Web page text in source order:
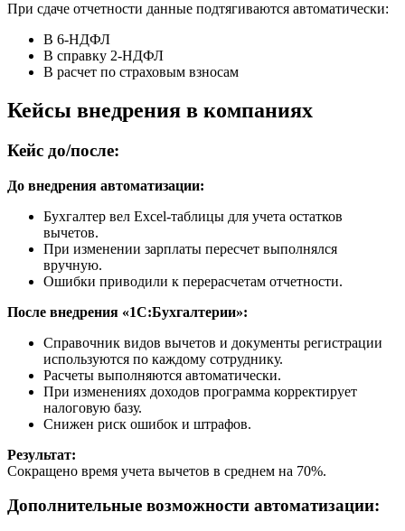
При сдаче отчетности данные подтягиваются автоматически:
В 6-НДФЛ
В справку 2-НДФЛ
В расчет по страховым взносам
Кейсы внедрения в компаниях
Кейс до/после:
До внедрения автоматизации:
Бухгалтер вел Excel-таблицы для учета остатков
вычетов.
При изменении зарплаты пересчет выполнялся
вручную.
Ошибки приводили к перерасчетам отчетности.
После внедрения «1С:Бухгалтерии»:
Справочник видов вычетов и документы регистрации
используются по каждому сотруднику.
Расчеты выполняются автоматически.
При изменениях доходов программа корректирует
налоговую базу.
Снижен риск ошибок и штрафов.
Результат:
Сокращено время учета вычетов в среднем на 70%.
Дополнительные возможности автоматизации: